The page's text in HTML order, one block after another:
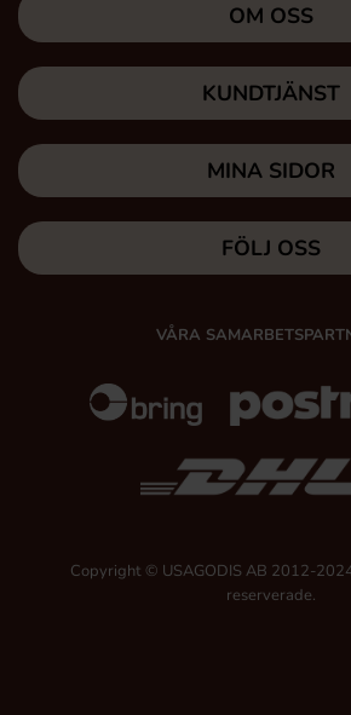
OM OSS
KUNDTJÄNST
MINA SIDOR
FÖLJ OSS
VÅRA
Copyright © USAGODIS AB 2012-
reserverade.